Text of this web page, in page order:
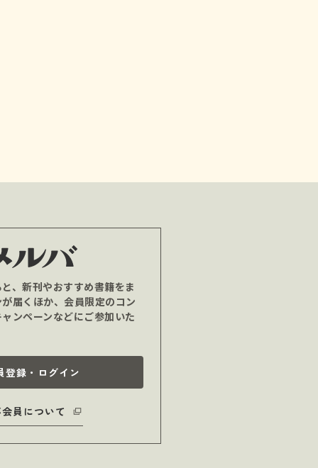
、新刊やおすすめ書籍をま
届くほか、会員限定のコン
ンペーンなどにご参加いた
登録・ログイン
員について